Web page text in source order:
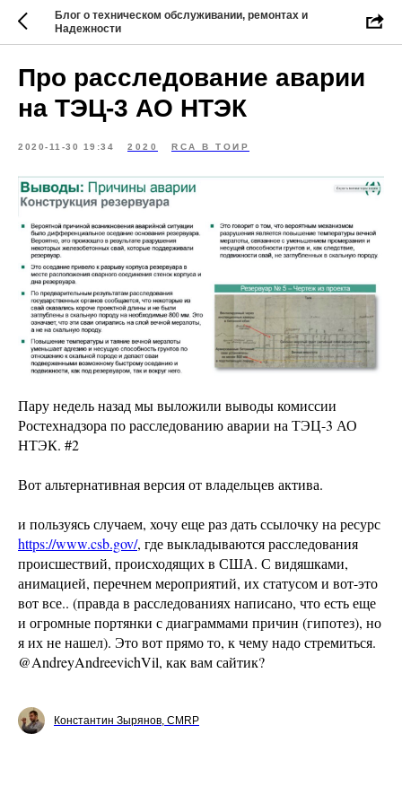
Блог о техническом обслуживании, ремонтах и
Надежности
Про расследование аварии
на ТЭЦ-3 АО НТЭК
2020-11-30 19:34 2020 RCA В ТОИР
Пару недель назад мы выложили выводы комиссии
Ростехнадзора по расследованию аварии на ТЭЦ-3 АО
НТЭК. #2
Вот альтернативная версия от владельцев актива.
и пользуясь случаем, хочу еще раз дать ссылочку на ресурс
https://www.csb.gov/, где выкладываются расследования
происшествий, происходящих в США. С видяшками,
анимацией, перечнем мероприятий, их статусом и вот-это
вот все.. (правда в расследованиях написано, что есть еще
и огромные портянки с диаграммами причин (гипотез), но
я их не нашел). Это вот прямо то, к чему надо стремиться.
@AndreyAndreevichVil, как вам сайтик?
Константин Зырянов, CMRP